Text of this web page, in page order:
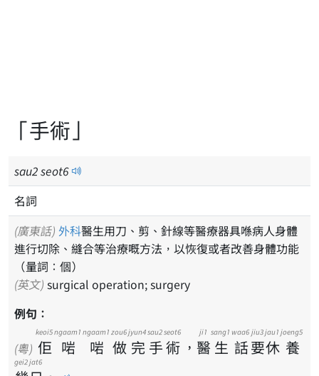
「手術」
sau2seot6
名詞
(廣東話) 外科醫生用刀、剪、針線等醫療器具喺病人身體
進行切除、縫合等治療嘅方法，以恢復或者改善身體功能
（量詞：個）
(英文) surgical operation; surgery
例句：
(粵) 佢
keoi5
啱
ngaam1
啱
ngaam1
做
zou6
完
jyun4
手
sau2
術
seot6
， 醫
ji1
生
sang1
話
waa6
要
jiu3
休
jau1
養
joeng5
gei2jat6